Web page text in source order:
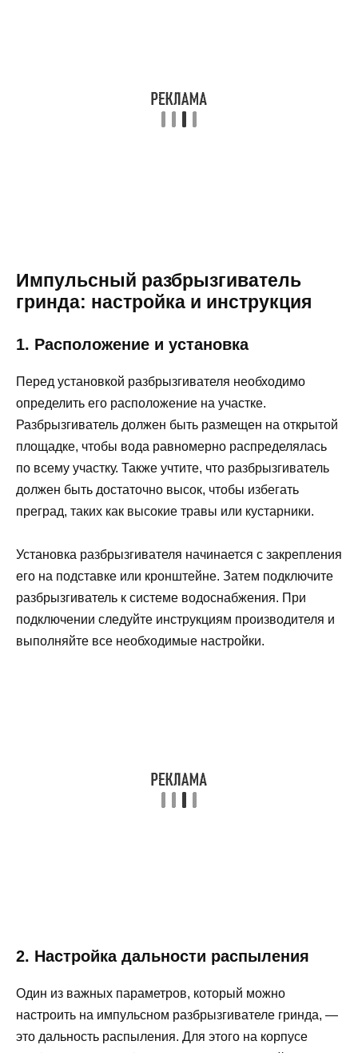
Импульсный разбрызгиватель
гринда: настройка и инструкция
1. Расположение и установка
Перед установкой разбрызгивателя необходимо
определить его расположение на участке.
Разбрызгиватель должен быть размещен на открытой
площадке, чтобы вода равномерно распределялась
по всему участку. Также учтите, что разбрызгиватель
должен быть достаточно высок, чтобы избегать
преград, таких как высокие травы или кустарники.
Установка разбрызгивателя начинается с закрепления
его на подставке или кронштейне. Затем подключите
разбрызгиватель к системе водоснабжения. При
подключении следуйте инструкциям производителя и
выполняйте все необходимые настройки.
2. Настройка дальности распыления
Один из важных параметров, который можно
настроить на импульсном разбрызгивателе гринда, —
это дальность распыления. Для этого на корпусе